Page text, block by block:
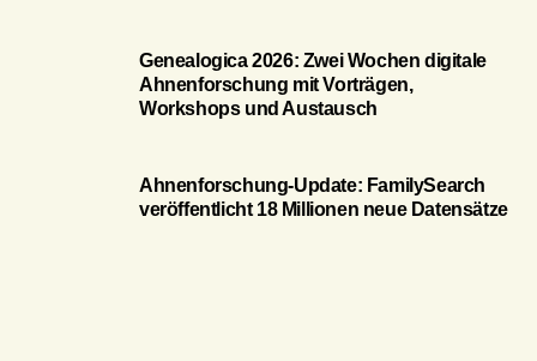
Genealogica 2026: Zwei Wochen digitale
Ahnenforschung mit Vorträgen,
Workshops und Austausch
Ahnenforschung-Update: FamilySearch
veröffentlicht 18 Millionen neue Datensätze